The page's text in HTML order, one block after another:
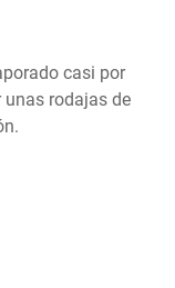
casi por
rodajas de